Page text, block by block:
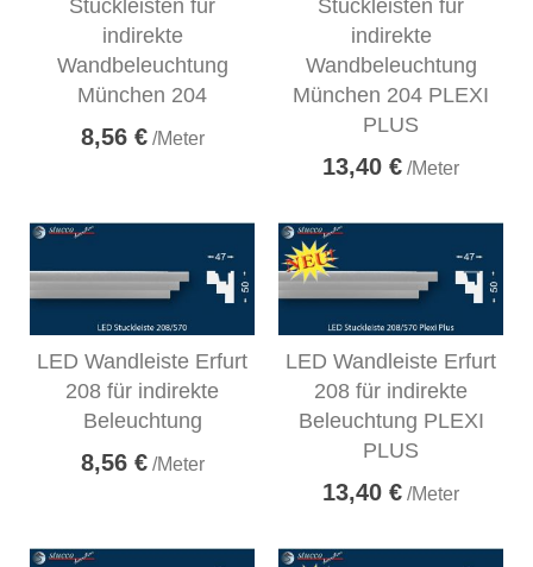
Stuckleisten für
indirekte
Wandbeleuchtung
München 204
8,56 €/Meter
Stuckleisten für
indirekte
Wandbeleuchtung
München 204 PLEXI
PLUS
13,40 € /Meter
LED Wandleiste Erfurt
208 für indirekte
Beleuchtung
8,56 €/Meter
LED Wandleiste Erfurt
208 für indirekte
Beleuchtung PLEXI
PLUS
13,40 € /Meter